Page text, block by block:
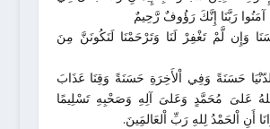
آمَنُوا رَبَّنَا إِنَّكَ رَؤُوفٌ رَّحِيمٌ
وَإِن لَّمْ تَغْفِرْ لَنَا وَتَرْحَمْنَا لَنَكُونَنَّ مِنَ
حَسَنَةً وَفِي اْلأَخِرَةِ حَسَنَةً وَقِنَا عَذَابَ
عَلىَ مُحَمَّدٍ وَعَلىَ آلِهِ وَصَحْبِهِ تَسْلِيمًا
أَنِ اْلحَمْدُ لِلهِ رَبِّ اْلعَالمَِينَ.